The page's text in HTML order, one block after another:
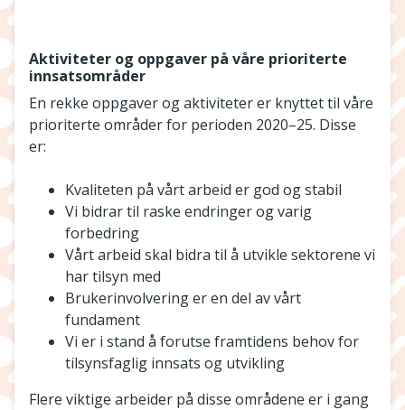
Aktiviteter og oppgaver på våre prioriterte
innsatsområder
En rekke oppgaver og aktiviteter er knyttet til våre
prioriterte områder for perioden 2020–25. Disse
er:
Kvaliteten på vårt arbeid er god og stabil
Vi bidrar til raske endringer og varig
forbedring
Vårt arbeid skal bidra til å utvikle sektorene vi
har tilsyn med
Brukerinvolvering er en del av vårt
fundament
Vi er i stand å forutse framtidens behov for
tilsynsfaglig innsats og utvikling
Flere viktige arbeider på disse områdene er i gang